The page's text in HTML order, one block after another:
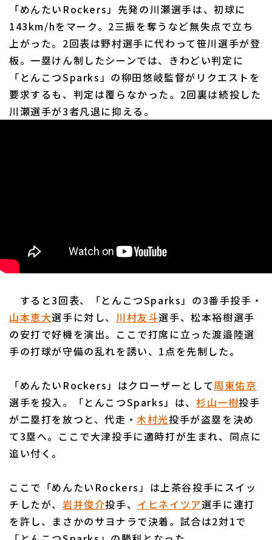
「めんたいRockers」先発の川瀬選手は、初球に
143km/hをマーク。2三振を奪うなど無失点で立ち
上がった。2回表は野村選手に代わって笹川選手が登
板。一塁けん制したシーンでは、きわどい判定に
「とんこつSparks」の柳田悠岐監督がリクエストを
要求するも、判定は覆らなかった。2回裏は続投した
川瀬選手が3者凡退に抑える。
すると3回表、「とんこつSparks」の3番手投手・
山本恵大選手に対し、川村友斗選手、松本裕樹選手
の安打で好機を演出。ここで打席に立った渡邉陸選
手の打球が守備の乱れを誘い、1点を先制した。
「めんたいRockers」はクローザーとして周東佑京
選手を投入。「とんこつSparks」は、杉山一樹投手
が二塁打を放つと、代走・木村光投手が盗塁を決め
て3塁へ。ここで大津投手に適時打が生まれ、同点に
追い付く。
ここで「めんたいRockers」は上茶谷投手にスイッ
チしたが、 岩井俊介投手、 イヒネイツア選手に連打
を許し、まさかのサヨナラで決着。試合は2対1で